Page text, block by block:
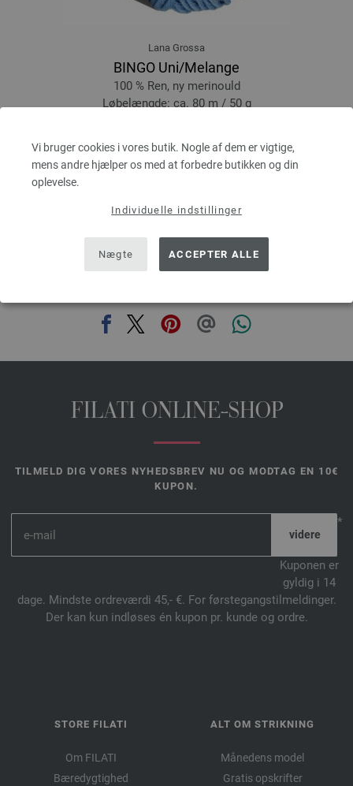
Vi bruger cookies i vores butik. Nogle af dem er vigtige,
mens andre hjælper os med at forbedre butikken og din
oplevelse.
Individuelle indstillinger
Nægte ACCEPTER ALLE
Lana Grossa
BINGO Uni/Melange
100 % Ren, ny merinould
Løbelængde: ca. 80 m / 50 g
eks. moms, med tillæg af forsendelsesomkostninger, Basispris:621,80 dkr
FILATI ONLINE-SHOP
TILMELD DIG VORES NYHEDSBREV NU OG MODTAG EN 10€
KUPON.
*
Kuponen er
gyldig i 14
dage. Mindste ordreværdi 45,- €. For førstegangstilmeldinger.
Der kan kun indløses én kupon pr. kunde og ordre.
STORE FILATI
Om FILATI
Bæredygtighed
ALT OM STRIKNING
Månedens model
Gratis opskrifter